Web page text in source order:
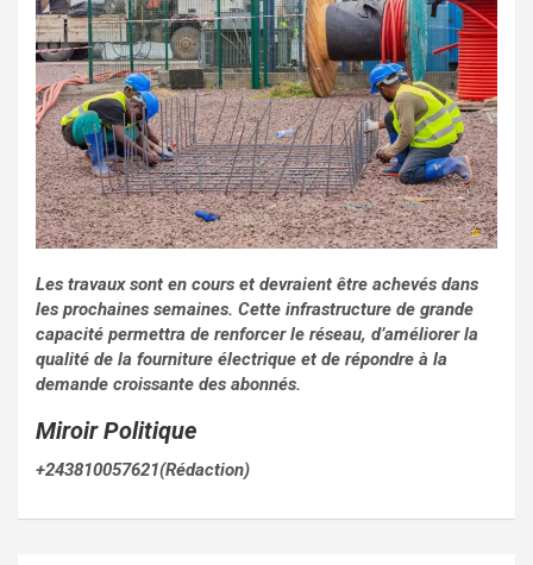
Les travaux sont en cours et devraient être achevés dans
les prochaines semaines. Cette infrastructure de grande
capacité permettra de renforcer le réseau, d’améliorer la
qualité de la fourniture électrique et de répondre à la
demande croissante des abonnés.
Miroir Politique
+243810057621(Rédaction)